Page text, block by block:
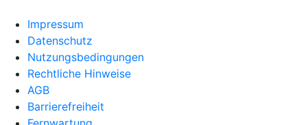
Impressum
Datenschutz
Nutzungsbedingungen
Rechtliche Hinweise
AGB
Barrierefreiheit